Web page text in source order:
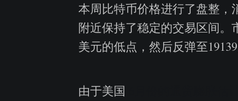
本周比特币价格进行了盘整，
附近保持了稳定的交易区间。
美元的低点，然后反弹至19139
由于美国